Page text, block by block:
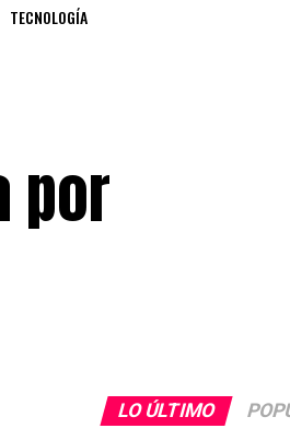
TECNOLOGÍA
por
LO ÚLTIMO